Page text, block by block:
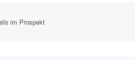
im Prospekt